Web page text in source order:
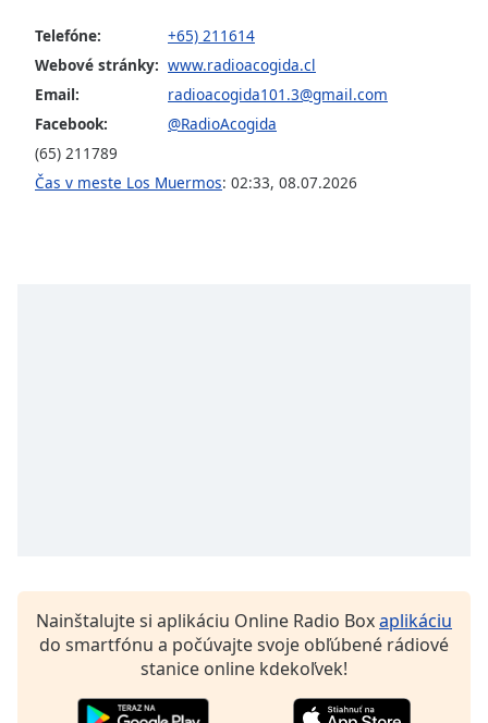
Telefóne:
+65) 211614
Webové stránky: www.radioacogida.cl
Email:
radioacogida101.3@gmail.com
Facebook:
@RadioAcogida
(65) 211789
Čas v meste Los Muermos: 02:33, 08.07.2026
Nainštalujte si aplikáciu Online Radio Boxaplikáciu
do smartfónu a počúvajte svoje obľúbené rádiové
stanice online kdekoľvek!